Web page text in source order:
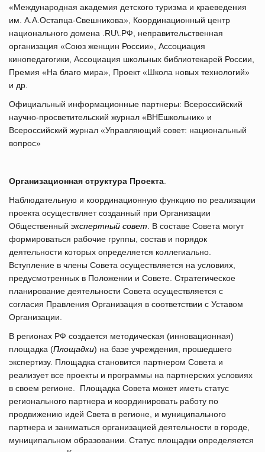
«Международная академия детского туризма и краеведения
им. А.А.Остапца-Свешникова», Координационный центр
национального домена .RU\.РФ, неправительственная
организация «Союз женщин России», Ассоциация
кинопедагогики, Ассоциация школьных библиотекарей России,
Премия «На благо мира», Проект «Школа новых технологий»
и др.
Официальный информационные партнеры: Всероссийский
научно-просветительский журнал «ВНЕшкольник» и
Всероссийский журнал «Управляющий совет: национальный
вопрос»
Организационная структура Проекта.
Наблюдательную и координационную функцию по реализации
проекта осуществляет созданный при Организации
Общественный экспертный совет. В составе Совета могут
формироваться рабочие группы, состав и порядок
деятельности которых определяется коллегиально.
Вступление в члены Совета осуществляется на условиях,
предусмотренных в Положении и Совете. Стратегическое
планирование деятельности Совета осуществляется с
согласия Правления Организация в соответствии с Уставом
Организации.
В регионах РФ создается методическая (инновационная)
площадка (Площадки) на базе учреждения, прошедшего
экспертизу. Площадка становится партнером Совета и
реализует все проекты и программы на партнерских условиях
в своем регионе. Площадка Совета может иметь статус
регионального партнера и координировать работу по
продвижению идей Света в регионе, и муниципального
партнера и заниматься организацией деятельности в городе,
муниципальном образовании. Статус площадки определяется